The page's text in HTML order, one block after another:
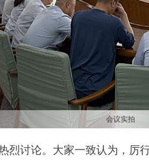
会议实拍
烈讨论。大家一致认为，厉